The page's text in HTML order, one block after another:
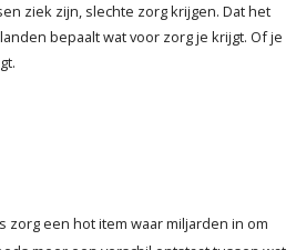
ziek zijn, slechte zorg krijgen. Dat het
bepaalt wat voor zorg je krijgt. Of je
zorg een hot item waar miljarden in om